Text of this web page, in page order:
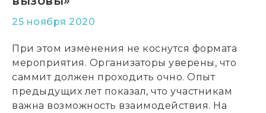
25 ноября 2020
При этом изменения не коснутся формата
мероприятия. Организаторы уверены, что
саммит должен проходить очно. Опыт
предыдущих лет показал, что участникам
важна возможность взаимодействия. На